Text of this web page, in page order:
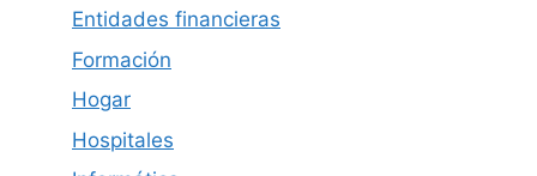
Entidades financieras
Formación
Hogar
Hospitales